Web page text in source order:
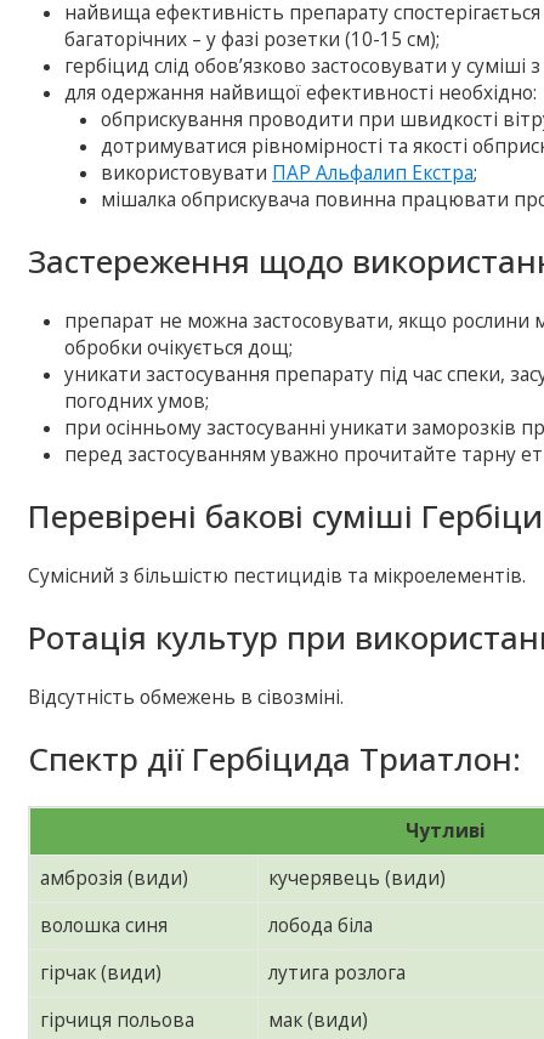
найвища ефективність препарату
багаторічних – у фазі розетки (10-15 см);
гербіцид слід обов’язково застосовувати у суміші
для одержання найвищої ефективності необхідно:
обприскування проводити при швидкості
дотримуватися рівномірності та якості
використовувати ПАР Альфалип Екстра;
мішалка обприскувача повинна працювати
Застереження щодо
препарат не можна застосовувати, якщо рослини
обробки очікується дощ;
уникати застосування препарату під час спеки,
погодних умов;
при осінньому застосуванні уникати заморозків
перед застосуванням уважно прочитайте тарну
Перевірені бакові суміші
Сумісний з більшістю пестицидів та мікроелементів.
Ротація культур при
Відсутність обмежень в сівозміні.
Спектр дії Гербіцида Триатлон:
Чутливі
амброзія (види)
кучерявець (види)
волошка синя
лобода біла
гірчак (види)
лутига розлога
гірчиця польова
мак (види)